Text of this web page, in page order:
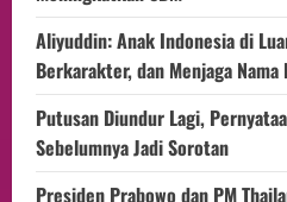
Aliyuddin: Anak Indonesia di
Berkarakter, dan Menjaga Nama
Putusan Diundur Lagi,
Sebelumnya Jadi Sorotan
Presiden Prabowo dan PM